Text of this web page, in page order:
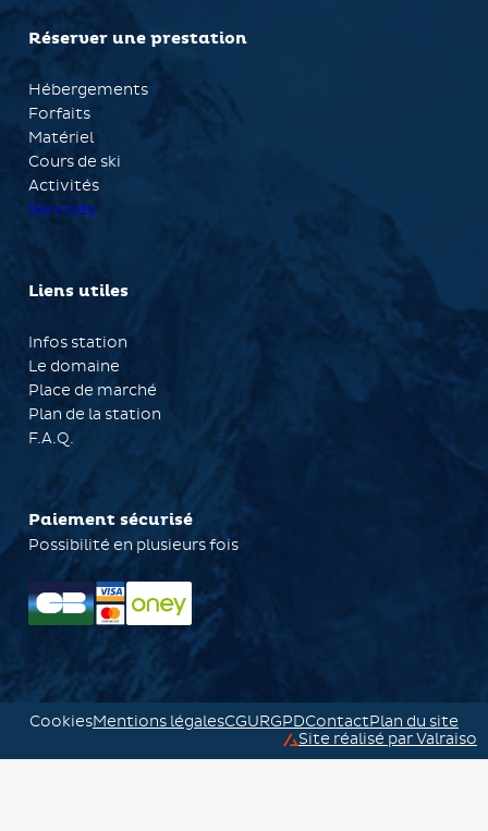
Réserver une prestation
Hébergements
Forfaits
Matériel
Cours de ski
Activités
Services
Liens utiles
Infos station
Le domaine
Place de marché
Plan de la station
F.A.Q.
Paiement sécurisé
Possibilité en plusieurs fois
CookiesMentions légalesCGURGPDContactPlan du site
Valraiso
Site réalisé par Valraiso